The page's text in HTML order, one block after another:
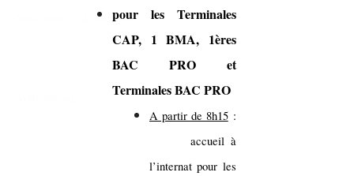
pour les Terminales
CAP, 1 BMA, 1ères
BAC PRO et
Terminales BAC PRO
A partir de 8h15:
accueil à
l’internat pour les